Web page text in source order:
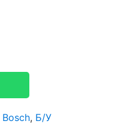
Bosch, Б/У